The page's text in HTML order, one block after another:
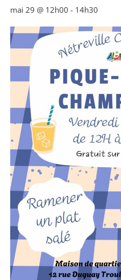
mai 29 @ 12h00 - 14h30